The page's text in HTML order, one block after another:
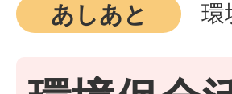
あしあと
環